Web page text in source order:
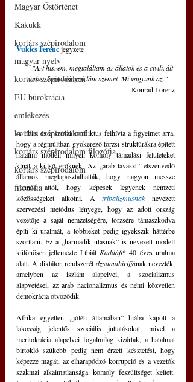
Magyar Őstörténet
Kakukk
kortárs szépirodalom
magyar nyelv
kortárs szépirodalom
EU bürokrácia
emlékezés
kortárs szépirodalom
kortárs szépirodalom filozófia
kortárs szépirodalom
filozófia
Vukics Ferenc jegyzete
"Azt hiszem, megtaláltam az állatok és a civilizált
ember közti hiányzó láncszemet. Mi vagyunk az." –
Konrad Lorenz
A líbiai és a szíriai konfliktus felhívta a figyelmet arra,
hogy a régmúltban gyökerező törzsi struktúrákra épített
hatalmi modell milyen komoly támadási felületeket
kínál a külső erőknek. Az „arab tavaszt” elszenvedő
államok megtapasztalhatták, hogy nagyon messze
vannak attól, hogy képesek legyenek nemzeti
közösségeket alkotni. A tribalizmusnak
nevezett
szervezési metódus lényege, hogy az adott ország
vezetője a saját nemzetségére, törzsére támaszkodva
építi ki uralmát, a többieket pedig igyekszik háttérbe
szorítani. Ez a „harmadik utasnak” is nevezett modell
különösen jellemezte Líbiát Kaddáfi* 40 éves uralma
alatt. A diktátor rendszerét dzsamahírijjának nevezték,
amelyben az iszlám alapelvei, a szocializmus
alapvetései, az arab nacionalizmus és némi közvetlen
demokrácia ötvöződik.
Afrika egyetlen „jóléti államában” hiába kapott a
lakosság jelentős szociális juttatásokat, mivel a
meritokrácia alapelvei fogalmilag kizártak, a hatalmat
birtokló szűkebb pedig nem érzett késztetést, hogy
képezze magát, az elharapódzó korrupció és a vezetők
szakmai alkalmatlansága komoly feszültséget keltett.